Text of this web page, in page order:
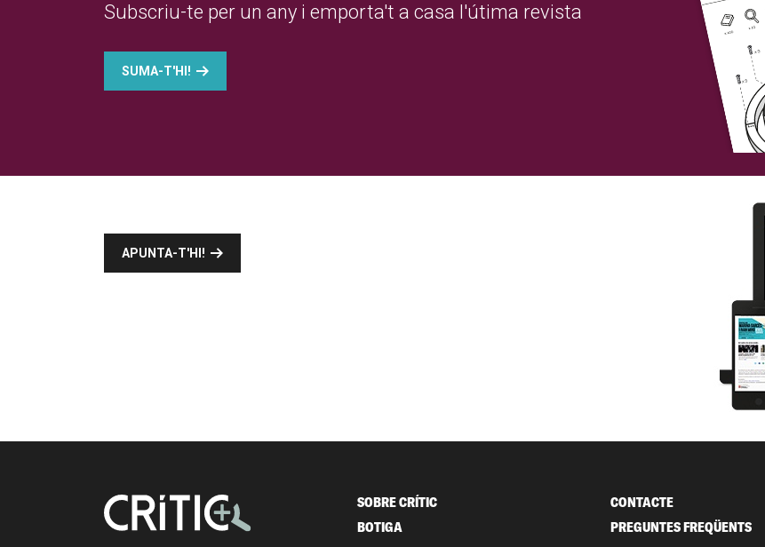
Subscriu-te per un any i emporta't a casa l'útima revista
SUMA-T'HI!
APUNTA-T'HI!
SOBRE CRÍTIC
BOTIGA
CONTACTE
PREGUNTES FREQÜENTS